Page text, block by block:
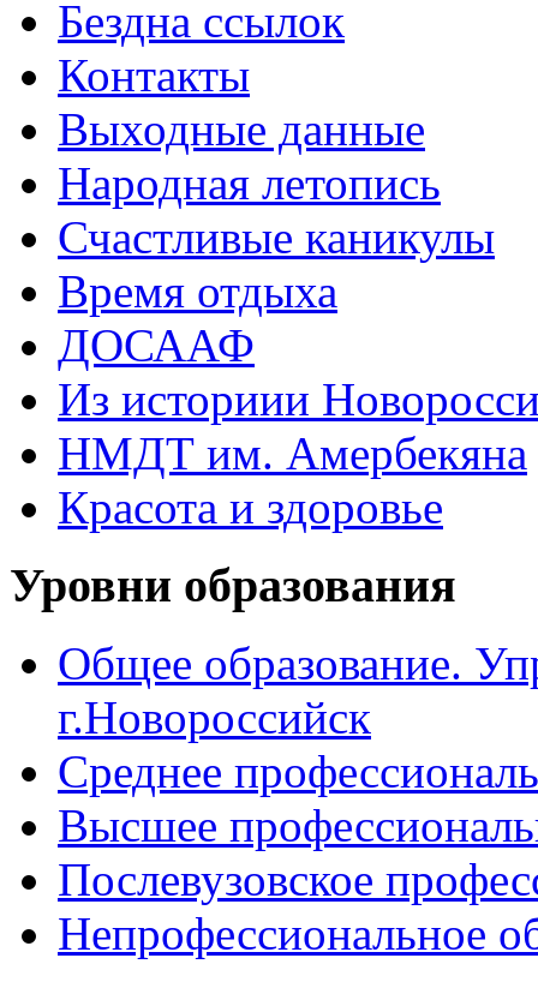
Бездна ссылок
Контакты
Выходные данные
Народная летопись
Счастливые каникулы
Время отдыха
ДОСААФ
Из историии
НМДТ им. Амербекяна
Красота и здоровье
Уровни образования
Общее образование.
г.Новороссийск
Среднее
Высшее
Послевузовское
Непрофессиональное